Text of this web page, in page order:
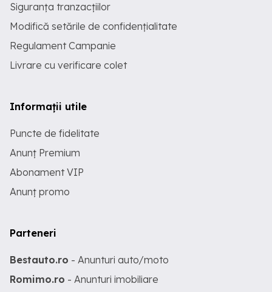
Siguranța tranzacțiilor
Modifică setările de confidențialitate
Regulament Campanie
Livrare cu verificare colet
Informații utile
Puncte de fidelitate
Anunț Premium
Abonament VIP
Anunț promo
Parteneri
Bestauto.ro - Anunturi auto/moto
Romimo.ro - Anunturi imobiliare